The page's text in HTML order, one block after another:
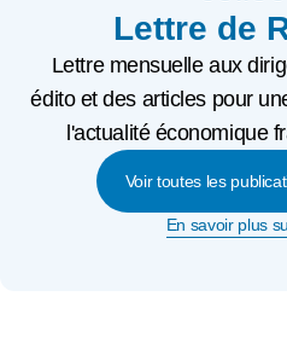
Lettre de
Lettre mensuelle aux
édito et des articles pour
l'actualité économique
Voir toutes les
En savoir plus